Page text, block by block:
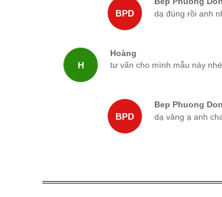
là một trong những ưu điểm vượt
BPD
dạ đúng rồi anh
H
Hoàng
tư vấn cho mình mẫu này nhé
BPD
Bep Phuong
dạ vâng ạ anh